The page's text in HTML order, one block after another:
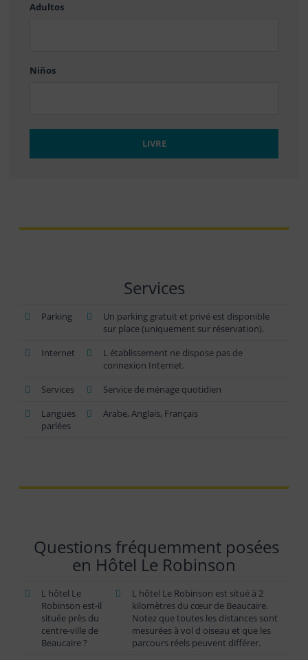
MM
Adultos
Niños
LIVRE
Services
Parking
Un parking gratuit et privé est disponible
sur place (uniquement sur réservation).
Internet
L établissement ne dispose pas de
connexion Internet.
Services
Service de ménage quotidien
Langues
parlées
Arabe, Anglais, Français
Questions fréquemment posées
en Hôtel Le Robinson
L hôtel Le
Robinson est-il
située près du
centre-ville de
Beaucaire ?
L hôtel Le Robinson est situé à 2
kilomètres du cœur de Beaucaire.
Notez que toutes les distances sont
mesurées à vol d oiseau et que les
parcours réels peuvent différer.